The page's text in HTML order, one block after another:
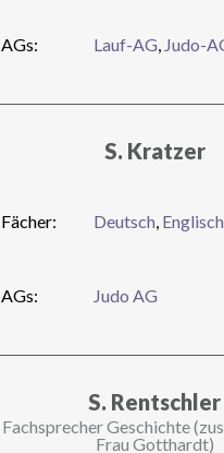
AGs: Lauf-AG, Judo-
S. Kratzer
Fächer: Deutsch, Englisch
AGs: Judo AG
S. Rentschler
Fachsprecher Geschichte
Frau Gotthardt)